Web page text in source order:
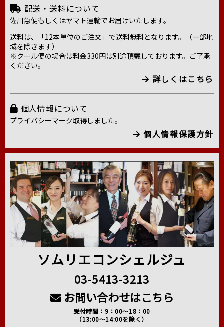
配送・送料について
佐川急便もしくはヤマト運輸でお届けいたします。
送料は、「12本単位のご注文」で送料無料となります。（一部地
域を除きます）
※クール便の場合は料金330円は別途頂戴しております。ご了承
ください。
詳しくはこちら
個人情報について
プライバシーマーク取得しました。
個人情報保護方針
ソムリエコンシェルジュ
03-5413-3213
お問い合わせはこちら
受付時間：9：00～18：00
（13:00～14:00を除く）